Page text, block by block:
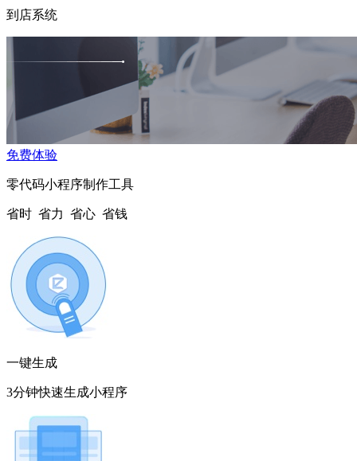
到店系统
免费体验
零代码小程序制作工具
省时 省力 省心 省钱
一键生成
3分钟快速生成小程序